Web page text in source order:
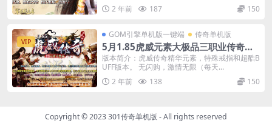
2 年前
187 150
VIP
GOM引擎单机版一键端 传奇单机版
5月1.85虎威元素大极品三职业传奇一
键端-附带GM后台
版本简介：虎威传奇精华元素，特殊戒指和超酷B
UFF版本。 无闪购，激情无限（每天...
2 年前
138 150
Copyright © 2023301传奇单机版 - All rights reserved